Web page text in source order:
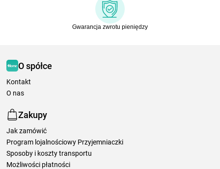
Gwarancja zwrotu pieniędzy
O spółce
Kontakt
O nas
Zakupy
Jak zamówić
Program lojalnościowy Przyjemniaczki
Sposoby i koszty transportu
Możliwości płatności